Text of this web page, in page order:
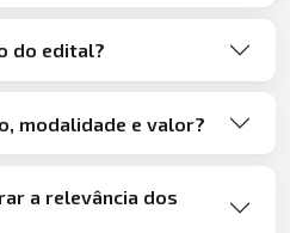
do edital?
modalidade e valor?
a relevância dos